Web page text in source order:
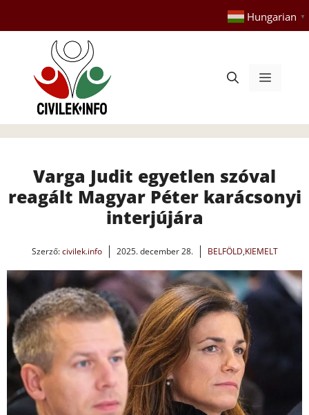
tartalomba
Hungarian ▼
Menü
Varga Judit egyetlen szóval
reagált Magyar Péter karácsonyi
interjújára
Szerző:civilek.info 2025. december 28. BELFÖLD,KIEMELT